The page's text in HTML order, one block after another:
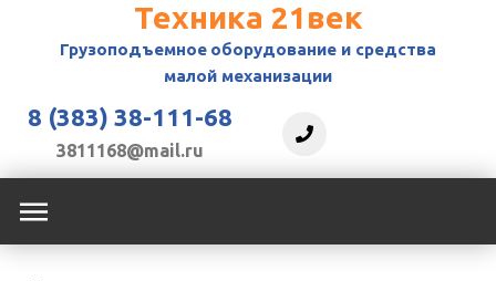
Техника 21век
Грузоподъемное оборудование и средства
малой механизации
8 (383) 38-111-68
3811168@mail.ru